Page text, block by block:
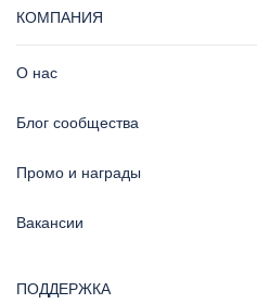
КОМПАНИЯ
О нас
Блог сообщества
Промо и награды
Вакансии
ПОДДЕРЖКА